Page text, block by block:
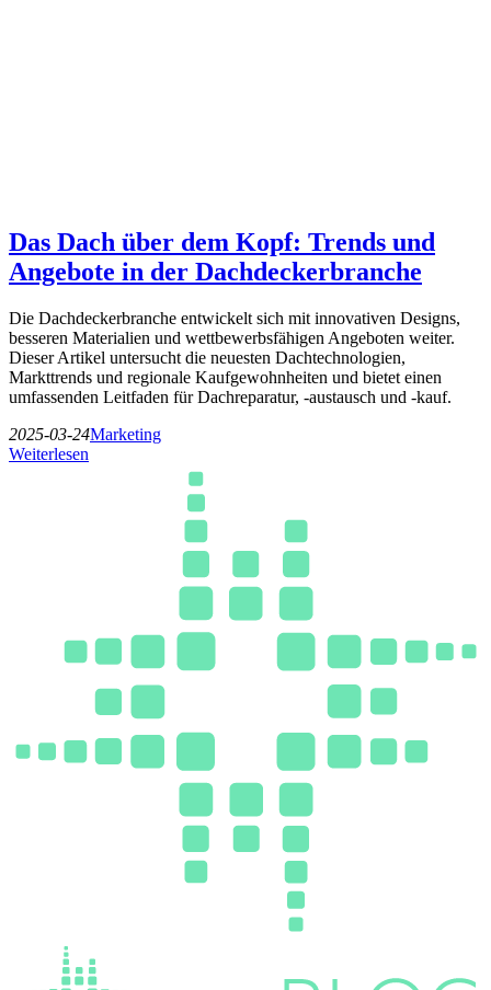
Das Dach über dem Kopf: Trends und
Angebote in der Dachdeckerbranche
Die Dachdeckerbranche entwickelt sich mit innovativen Designs,
besseren Materialien und wettbewerbsfähigen Angeboten weiter.
Dieser Artikel untersucht die neuesten Dachtechnologien,
Markttrends und regionale Kaufgewohnheiten und bietet einen
umfassenden Leitfaden für Dachreparatur, -austausch und -kauf.
2025-03-24Marketing
Weiterlesen